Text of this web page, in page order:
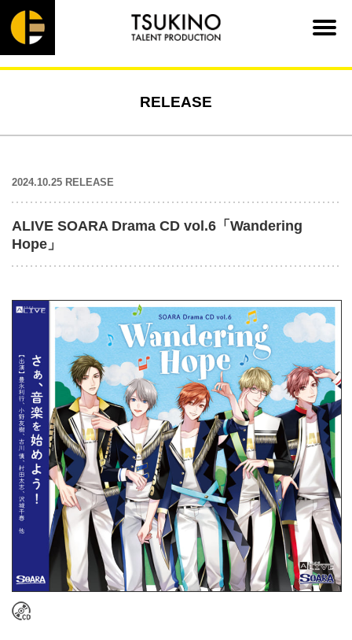
RELEASE
2024.10.25 RELEASE
ALIVE SOARA Drama CD vol.6「Wandering
Hope」